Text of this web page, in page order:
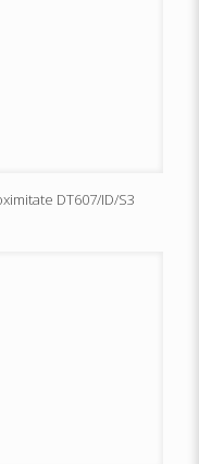
DT607/ID/S3